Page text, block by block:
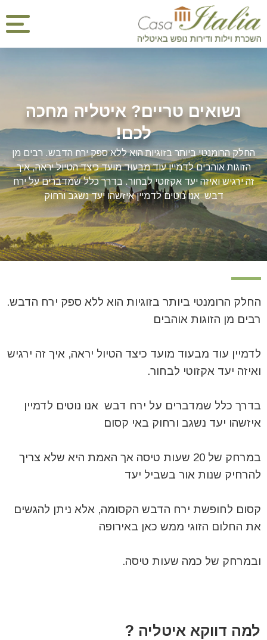
נשואים טריים? איטליה מחכה
לכם!
החלק הרומנטי ביותר בזוגיות הוא ללא ספק ירח הדבש. רבים מן
הזוגות אוהבים לדמיין עוד מבעוד מועד כיצד הטיול יראה, איך
זה ירגיש ואיזה יעד אקזוטי לבחור. בדרך כלל שמדברים על ירח
דבש אנו נוטים לדמיין איזשהו יעד נשגב ורחוק
החלק הרומנטי ביותר בזוגיות הוא ללא ספק ירח הדבש.
רבים מן הזוגות אוהבים
לדמיין עוד מבעוד מועד כיצד הטיול יראה, איך זה ירגיש
ואיזה יעד אקזוטי לבחור.
בדרך כלל שמדברים על ירח דבש אנו נוטים לדמיין
איזשהו יעד נשגב ורחוק באי קסום
במרחק של 20 שעות טיסה אך האמת היא שלא צריך
להרחיק שנות אור בשביל יעד
קסום לחופשת ירח הדבש הקסומה, אלא ניתן להגשים
את החלום הזוגי ממש כאן באירופה
ובמרחק של כמה שעות טיסה.
למה דווקא איטליה ?